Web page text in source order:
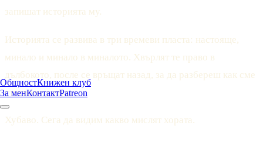
ОбщностКнижен клуб
За менКонтактPatreon
запишат историята му.
Историята се развива в три времеви пласта: настояще,
минало и минало в миналото. Хвърлят те право в
дълбокото, после се връщат назад, за да разбереш как сме
стигнали дотук.
Хубаво. Сега да видим какво мислят хората.